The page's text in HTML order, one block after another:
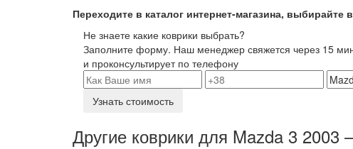
Переходите в каталог интернет-магазина,
Не знаете какие коврики выбрать?
Заполните форму. Наш менеджер свяжется через 15
и проконсультирует по телефону
Узнать стоимость
Другие коврики для Mazda 3 2003